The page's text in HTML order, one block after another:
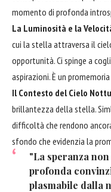
momento di profonda
La Luminosità e la
cui la stella attraversa il
opportunità. Ci spinge a
aspirazioni. È un
Il Contesto del Cielo
brillantezza della stella.
difficoltà che rendono
sfondo che evidenzia la
"La speranza
profonda
plasmabile dalla